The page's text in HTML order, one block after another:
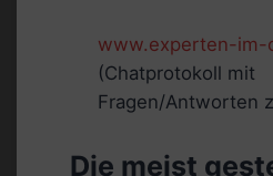
www.experten-im-
(Chatprotokoll mit
Fragen/Antworten
Die meist